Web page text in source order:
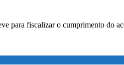
para fiscalizar o cumprimento do